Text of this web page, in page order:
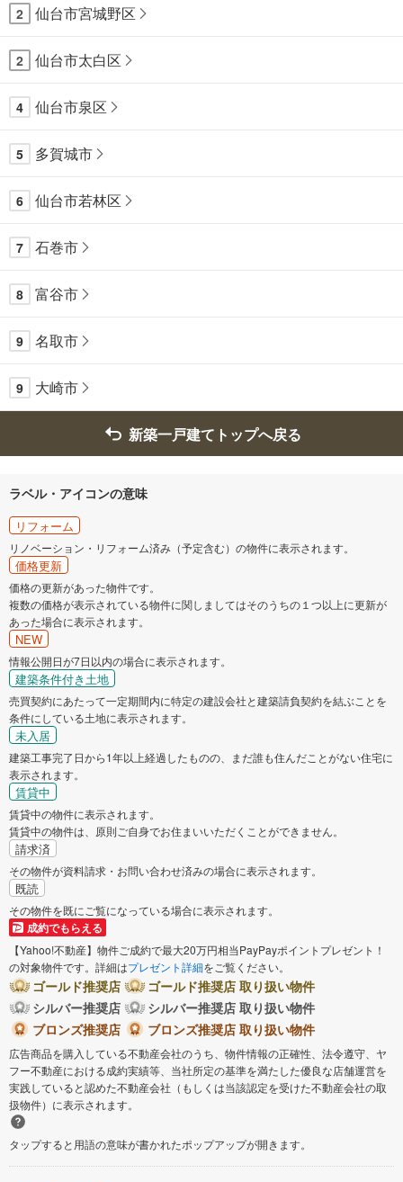
2 仙台市宮城野区
2 仙台市太白区
4 仙台市泉区
5 多賀城市
6 仙台市若林区
7 石巻市
8 富谷市
9 名取市
9 大崎市
新築一戸建てトップへ戻る
ラベル・アイコンの意味
リフォーム
リノベーション・リフォーム済み（予定含む）の物件に表示されます。
価格更新
価格の更新があった物件です。
複数の価格が表示されている物件に関しましてはそのうちの１つ以上に更新が
あった場合に表示されます。
NEW
情報公開日が7日以内の場合に表示されます。
建築条件付き土地
売買契約にあたって一定期間内に特定の建設会社と建築請負契約を結ぶことを
条件にしている土地に表示されます。
未入居
建築工事完了日から1年以上経過したものの、まだ誰も住んだことがない住宅に
表示されます。
賃貸中
賃貸中の物件に表示されます。
賃貸中の物件は、原則ご自身でお住まいいただくことができません。
請求済
その物件が資料請求・お問い合わせ済みの場合に表示されます。
既読
その物件を既にご覧になっている場合に表示されます。
成約でもらえる
【Yahoo!不動産】物件ご成約で最大20万円相当PayPayポイントプレゼント！
の対象物件です。詳細はプレゼント詳細をご覧ください。
ゴールド推奨店
ゴールド推奨店 取り扱い物件
シルバー推奨店
シルバー推奨店 取り扱い物件
ブロンズ推奨店
ブロンズ推奨店 取り扱い物件
広告商品を購入している不動産会社のうち、物件情報の正確性、法令遵守、ヤ
フー不動産における成約実績等、当社所定の基準を満たした優良な店舗運営を
実践していると認めた不動産会社（もしくは当該認定を受けた不動産会社の取
扱物件）に表示されます。
タップすると用語の意味が書かれたポップアップが開きます。